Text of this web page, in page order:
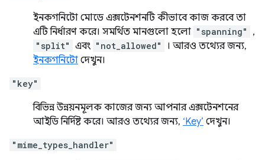
ইনকগনিটো মোডে এক্সটেনশনটি কীভাবে কাজ করবে তা
এটি নির্ধারণ করে। সমর্থিত মানগুলো হলো "spanning" ,
"split" এবং "not_allowed"
। আরও তথ্যের জন্য,
ইনকগনিটো দেখুন।
"key"
বিভিন্ন উন্নয়নমূলক কাজের জন্য আপনার এক্সটেনশনের
আইডি নির্দিষ্ট করে। আরও তথ্যের জন্য, ‘Key’ দেখুন।
"mime_types_handler"